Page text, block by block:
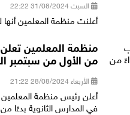
السبت 31/08/2024 22:22
أعلنت منظمة المعلمين أنها
منظمة المعلمين تعلن
من الأول من سبتمبر
الأربعاء 28/08/2024 21:22
أعلن رئيس منظمة المعلمين،
في المدارس الثانوية بدءًا